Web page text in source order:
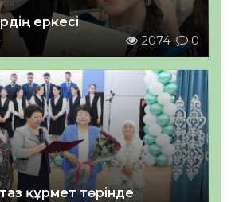
еркесі
2074 0
құрмет төрінде